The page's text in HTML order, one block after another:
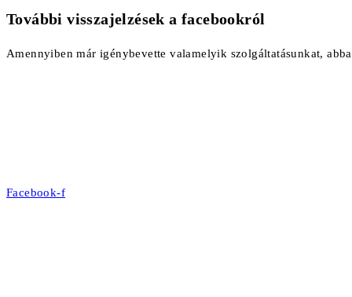
További visszajelzések a facebookról
Amennyiben már igénybevette valamelyik szolgáltatásunkat,
Facebook-f